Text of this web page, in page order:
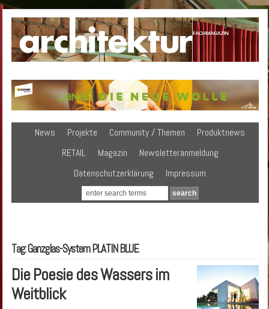
News Projekte Community / Themen
Produktnews
RETAIL
Magazin
Newsletteranmeldung
Datenschutzerklärung
Impressum
Tag: Ganzglas-System PLATIN BLUE
Die Poesie des Wassers im
Weitblick